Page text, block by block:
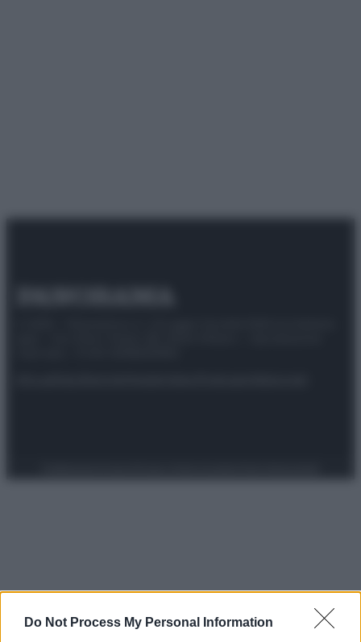
Do Not Process My Personal Information